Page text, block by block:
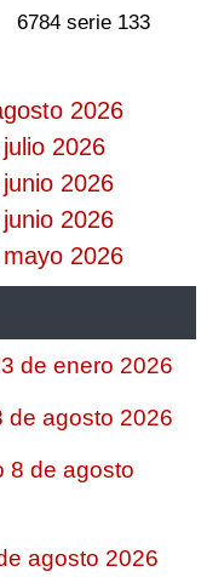
6784 serie 133
2026
2026
2026
2026
2026
de enero 2026
de agosto 2026
8 de agosto
agosto 2026